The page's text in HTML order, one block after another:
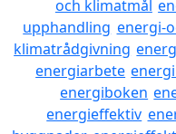
och klimatmål
upphandling energi-
klimatrådgivning
energiarbete
energiboken
energieffektiv